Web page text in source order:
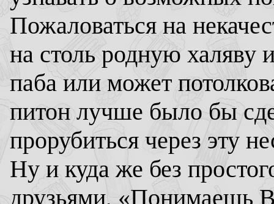
Пожаловаться на
на столь родную халяву
паба или может
питон лучше было бы
прорубиться через эту
Ну и куда же без
друзьями, «Понимаешь